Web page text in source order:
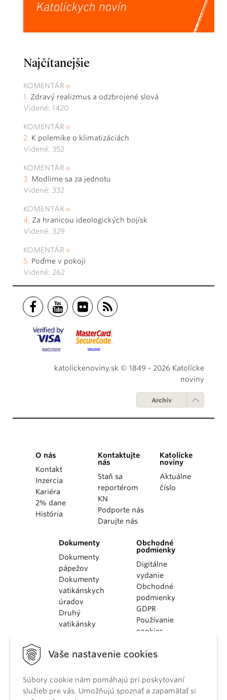
Vaše nastavenie cookies
Súbory cookie nám pomáhajú pri poskytovaní
služieb pre vás. Umožňujú spoznať a zapamätať si
Najčítanejšie
KOMENTÁR
Zdravý realizmus a odzbrojené slová
Videné: 1420
KOMENTÁR
K polemike o klimatizáciách
Videné: 352
KOMENTÁR
Modlime sa za jednotu
Videné: 332
KOMENTÁR
Za hranicou ideologických bojísk
Videné: 329
KOMENTÁR
Poďme v pokoji
Videné: 262
katolickenoviny.sk © 1849 - 2026 Katolícke
noviny
Archív
O nás
Kontakt
Inzercia
Kariéra
2% dane
História
Kontaktujte
nás
Staň sa
reportérom
KN
Podporte nás
Darujte nás
Katolícke
noviny
Aktuálne
číslo
Dokumenty
Dokumenty
pápežov
Dokumenty
vatikánskych
úradov
Druhý
vatikánsky
KBS
kánonického
práva
Obchodné
podmienky
Digitálne
vydanie
Obchodné
podmienky
GDPR
Používanie
cookies